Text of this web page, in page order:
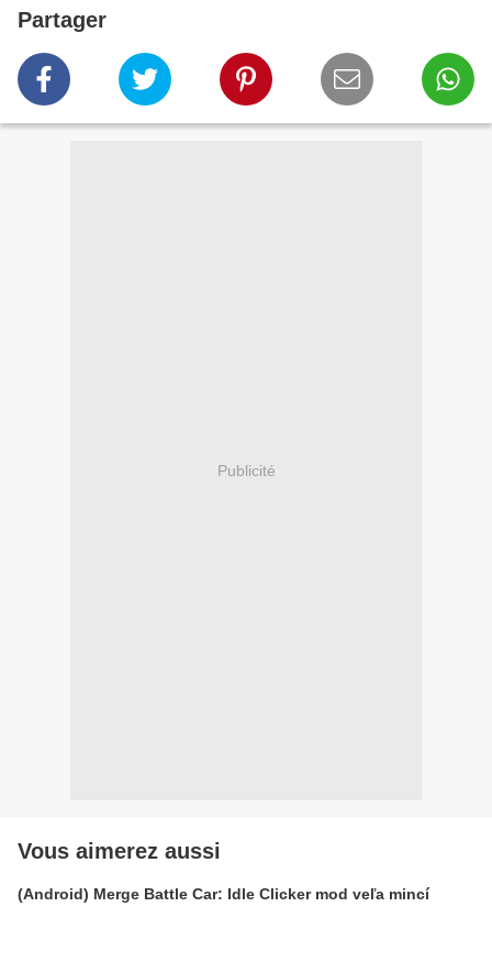
Partager
Publicité
Vous aimerez aussi
(Android) Merge Battle Car: Idle Clicker mod veľa mincí